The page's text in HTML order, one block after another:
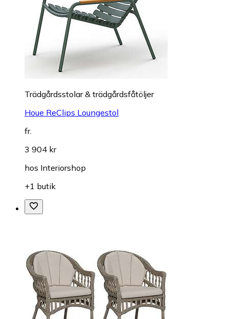
Trädgårdsstolar & trädgårdsfåtöljer
Houe ReClips Loungestol
fr.
3 904 kr
hos Interiorshop
+1 butik